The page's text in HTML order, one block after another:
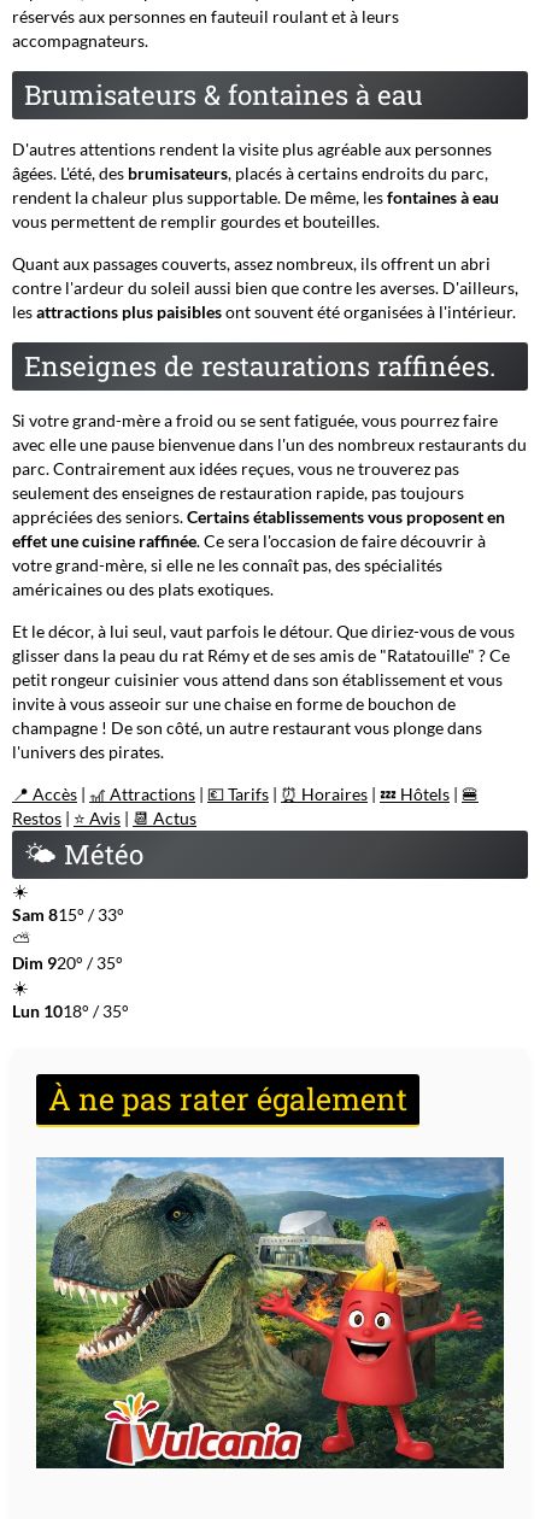
réservés aux personnes en fauteuil roulant et à leurs
accompagnateurs.
Brumisateurs & fontaines à eau
D'autres attentions rendent la visite plus agréable aux personnes
âgées. L'été, des brumisateurs, placés à certains endroits du parc,
rendent la chaleur plus supportable. De même, lesfontaines à eau
vous permettent de remplir gourdes et bouteilles.
Quant aux passages couverts, assez nombreux, ils offrent un abri
contre l'ardeur du soleil aussi bien que contre les averses. D'ailleurs,
lesattractions plus paisiblesont souvent été organisées à l'intérieur.
Enseignes de restaurations raffinées.
Si votre grand-mère a froid ou se sent fatiguée, vous pourrez faire
avec elle une pause bienvenue dans l'un des nombreux restaurants du
parc. Contrairement aux idées reçues, vous ne trouverez pas
seulement des enseignes de restauration rapide, pas toujours
appréciées des seniors.Certains établissements vous proposent en
effet une cuisine raffinée. Ce sera l'occasion de faire découvrir à
votre grand-mère, si elle ne les connaît pas, des spécialités
américaines ou des plats exotiques.
Et le décor, à lui seul, vaut parfois le détour. Que diriez-vous de vous
glisser dans la peau du rat Rémy et de ses amis de "Ratatouille" ? Ce
petit rongeur cuisinier vous attend dans son établissement et vous
invite à vous asseoir sur une chaise en forme de bouchon de
champagne ! De son côté, un autre restaurant vous plonge dans
l'univers des pirates.
📍 Accès | 🎢 Attractions | 💶 Tarifs | ⏰ Horaires | 💤 Hôtels | 🍔
Restos | ⭐ Avis | 📆 Actus
🌤 Météo
☀️
Sam 815° / 33°
⛅
Dim 920° / 35°
☀️
Lun 1018° / 35°
À ne pas rater également